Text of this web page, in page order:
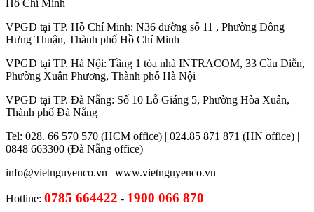
Hồ Chí Minh
VPGD tại TP. Hồ Chí Minh: N36 đường số 11 , Phường Đông
Hưng Thuận, Thành phố Hồ Chí Minh
VPGD tại TP. Hà Nội: Tầng 1 tòa nhà INTRACOM, 33 Cầu Diễn,
Phường Xuân Phương, Thành phố Hà Nội
VPGD tại TP. Đà Nẵng: Số 10 Lỗ Giáng 5, Phường Hòa Xuân,
Thành phố Đà Nẵng
Tel: 028. 66 570 570 (HCM office) | 024.85 871 871 (HN office) |
0848 663300 (Đà Nẵng office)
info@vietnguyenco.vn | www.vietnguyenco.vn
Hotline: 0785 664422 - 1900 066 870